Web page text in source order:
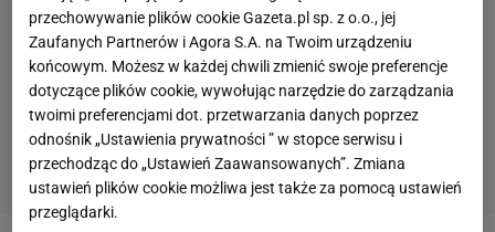
przechowywanie plików cookie Gazeta.pl sp. z o.o., jej
Zaufanych Partnerów i Agora S.A. na Twoim urządzeniu
końcowym. Możesz w każdej chwili zmienić swoje preferencje
dotyczące plików cookie, wywołując narzędzie do zarządzania
twoimi preferencjami dot. przetwarzania danych poprzez
odnośnik „Ustawienia prywatności ” w stopce serwisu i
przechodząc do „Ustawień Zaawansowanych”. Zmiana
ustawień plików cookie możliwa jest także za pomocą ustawień
przeglądarki.